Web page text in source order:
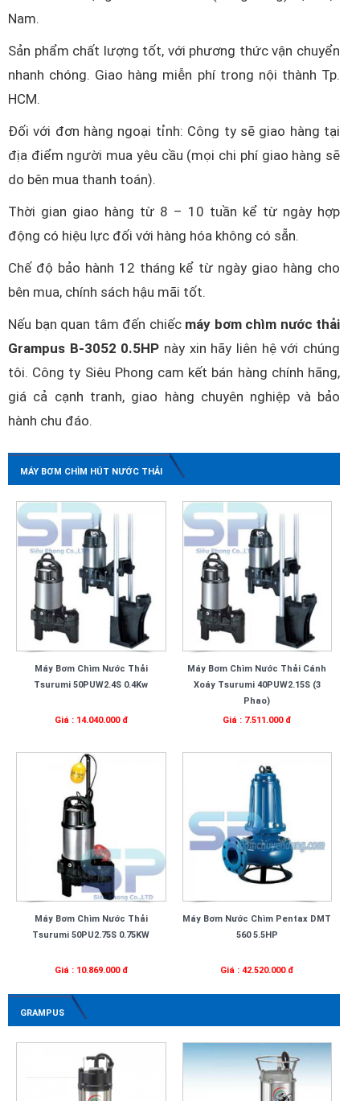
Nam.
Sản phẩm chất lượng tốt, với phương thức vận chuyển
nhanh chóng. Giao hàng miễn phí trong nội thành Tp.
HCM.
Đối với đơn hàng ngoại tỉnh: Công ty sẽ giao hàng tại
địa điểm người mua yêu cầu (mọi chi phí giao hàng sẽ
do bên mua thanh toán).
Thời gian giao hàng từ 8 – 10 tuần kể từ ngày hợp
động có hiệu lực đối với hàng hóa không có sẵn.
Chế độ bảo hành 12 tháng kể từ ngày giao hàng cho
bên mua, chính sách hậu mãi tốt.
Nếu bạn quan tâm đến chiếc máy bơm chìm nước thải
Grampus B-3052 0.5HP này xin hãy liên hệ với chúng
tôi. Công ty Siêu Phong cam kết bán hàng chính hãng,
giá cả cạnh tranh, giao hàng chuyên nghiệp và bảo
hành chu đáo.
MÁY BƠM CHÌM HÚT NƯỚC THẢI
Máy Bơm Chìm Nước Thải
Tsurumi 50PUW2.4S 0.4Kw
Giá : 14.040.000 đ
Máy Bơm Chìm Nước Thải Cánh
Xoáy Tsurumi 40PUW2.15S (3
Phao)
Giá : 7.511.000 đ
Máy Bơm Chìm Nước Thải
Tsurumi 50PU2.75S 0.75KW
Giá : 10.869.000 đ
Máy Bơm Nước Chìm Pentax DMT
560 5.5HP
Giá : 42.520.000 đ
GRAMPUS